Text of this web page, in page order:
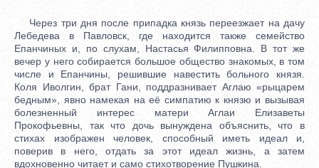
Через три дня после припадка князь переезжает на дачу
Лебедева в Павловск, где находится также семейство
Епанчиных и, по слухам, Настасья Филипповна. В тот же
вечер у него собирается большое общество знакомых, в том
числе и Епанчины, решившие навестить больного князя.
Коля Иволгин, брат Гани, поддразнивает Аглаю «рыцарем
бедным», явно намекая на её симпатию к князю и вызывая
болезненный интерес матери Аглаи Елизаветы
Прокофьевны, так что дочь вынуждена объяснить, что в
стихах изображен человек, способный иметь идеал и,
поверив в него, отдать за этот идеал жизнь, а затем
вдохновенно читает и само стихотворение Пушкина.